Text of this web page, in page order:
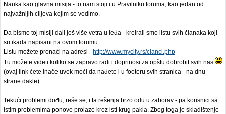
Nauka kao glavna misija - to nam stoji i u Pravilniku foruma, kao jedan od
najvažnijih ciljeva kojim se vodimo.
Da bismo toj misiji dali još više vetra u leđa - kreirali smo listu svih članaka koji
su ikada napisani na ovom forumu.
Listu možete pronaći na adresi - http://www.mycity.rs/clanci.php
Tu možete videti koliko se zapravo radi i doprinosi za opštu dobrobit svih nas
(ovaj link ćete inače uvek moći da nađete i u footeru svih stranica - na dnu
strane dakle)
Tekući problemi dođu, reše se, i ta rešenja brzo odu u zaborav - pa korisnici sa
istim problemima ponovo prolaze kroz isti krug pakla. Zbog toga je skladištenje